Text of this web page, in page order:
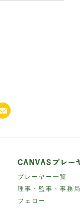
プレーヤー一覧
理事・監事・事務局
フェロー